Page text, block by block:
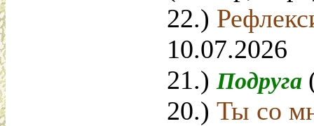
22.)
10.07.2026
21.) Подруга
20.) Ты со